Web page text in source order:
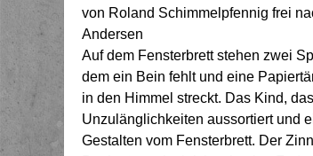
von Roland Schimmelpfennig frei
Andersen
Auf dem Fensterbrett stehen zwei
dem ein Bein fehlt und eine
in den Himmel streckt. Das Kind,
Unzulänglichkeiten aussortiert und
Gestalten vom Fensterbrett. Der